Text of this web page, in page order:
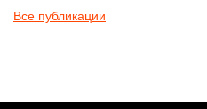
Все публикации